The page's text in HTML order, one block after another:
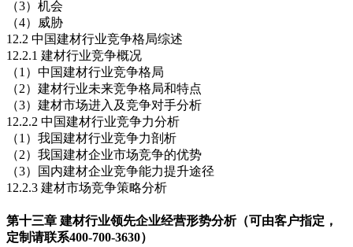
（3）机会
（4）威胁
12.2 中国建材行业竞争格局综述
12.2.1 建材行业竞争概况
（1）中国建材行业竞争格局
（2）建材行业未来竞争格局和特点
（3）建材市场进入及竞争对手分析
12.2.2 中国建材行业竞争力分析
（1）我国建材行业竞争力剖析
（2）我国建材企业市场竞争的优势
（3）国内建材企业竞争能力提升途径
12.2.3 建材市场竞争策略分析
第十三章 建材行业领先企业经营形势分析（可由客户指定，
定制请联系400-700-3630）